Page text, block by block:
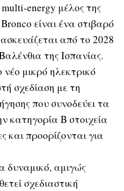
energy μέλος της
είναι ένα στιβαρό
από το 2028
της Ισπανίας.
μικρό ηλεκτρικό
σχεδίαση με τη
που συνοδεύει τα
κατηγορία Β στοιχεία
και προορίζονται για
δυναμικό, αμιγώς
σχεδιαστική